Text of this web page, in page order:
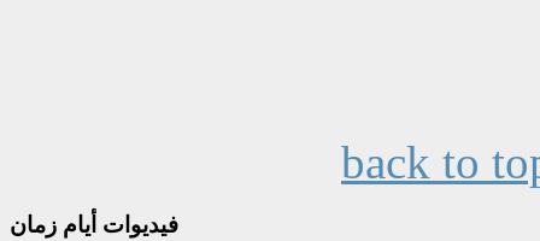
back to
فيديوات أيام زمان